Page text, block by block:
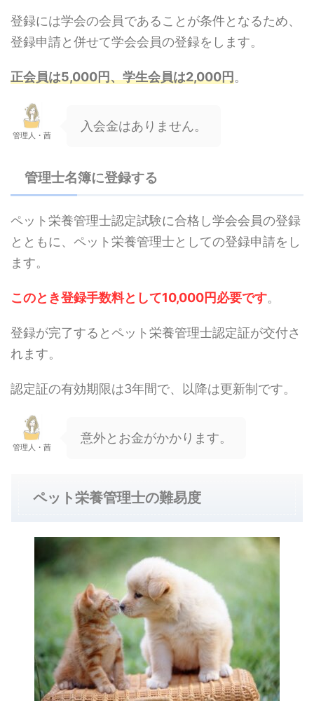
登録には学会の会員であることが条件となるため、
登録申請と併せて学会会員の登録をします。
正会員は5,000円、学生会員は2,000円。
管理人・茜
入会金はありません。
管理士名簿に登録する
ペット栄養管理士認定試験に合格し学会会員の登録
とともに、ペット栄養管理士としての登録申請をし
ます。
このとき登録手数料として10,000円必要です。
登録が完了するとペット栄養管理士認定証が交付さ
れます。
認定証の有効期限は3年間で、以降は更新制です。
管理人・茜
意外とお金がかかります。
ペット栄養管理士の難易度